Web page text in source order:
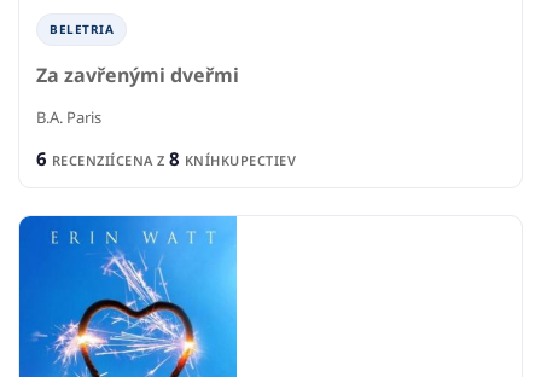
BELETRIA
Za zavřenými dveřmi
B.A. Paris
6 RECENZIÍCENA Z 8 KNÍHKUPECTIEV